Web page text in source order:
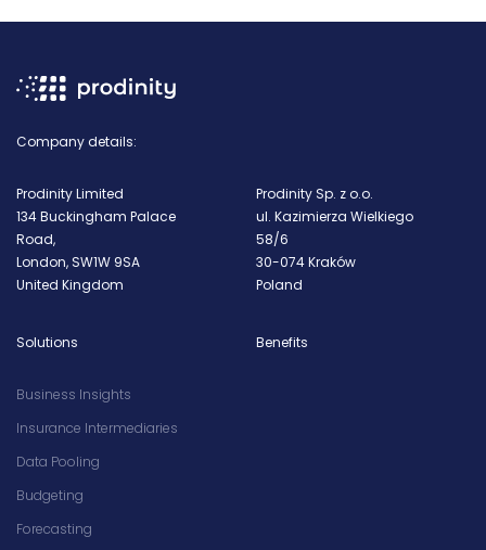
Company details:
Prodinity Limited
134 Buckingham Palace
Road,
London, SW1W 9SA
United Kingdom
Prodinity Sp. z o.o.
ul. Kazimierza Wielkiego
58/6
30-074 Kraków
Poland
Solutions
Business Insights
Insurance Intermediaries
Data Pooling
Budgeting
Forecasting
Benefits